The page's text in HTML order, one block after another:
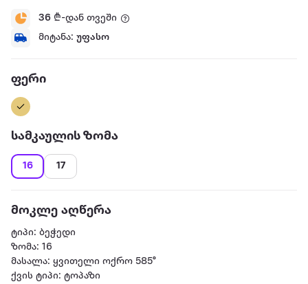
36 ₾-დან თვეში
მიტანა: უფასო
ფერი
სამკაულის ზომა
16 17
მოკლე აღწერა
ტიპი: ბეჭედი
ზომა: 16
მასალა: ყვითელი ოქრო 585°
ქვის ტიპი: ტოპაზი